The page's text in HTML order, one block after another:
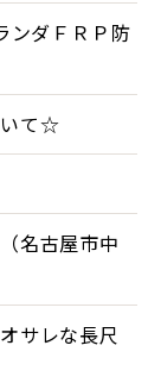
ンダＦＲＰ防
いて☆
名古屋市中
サレな長尺